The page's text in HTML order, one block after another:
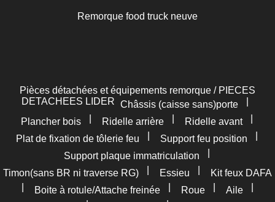
Remorque food truck neuve
Pièces détachées et équipements remorque / PIECES
DETACHEES LIDER Châssis (caisse sans)porte
Plancher bois
Ridelle arrière Ridelle avant
Plat de fixation de tôlerie feu
Support feu position
Support plaque immatriculation
Timon(sans BR ni traverse RG)
Essieu
Kit feux DAFA
Boite à rotule/Attache freinée Roue Aile